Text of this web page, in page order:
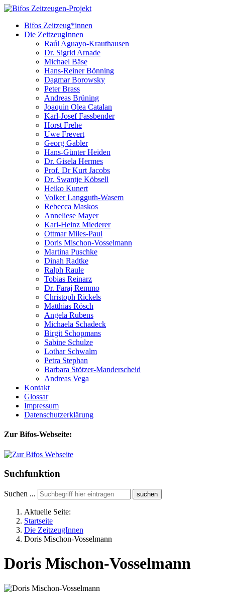
Bifos Zeitzeug*innen
Die ZeitzeugInnen
Raúl Aguayo-Krauthausen
Dr. Sigrid Arnade
Michael Bäse
Hans-Reiner Bönning
Dagmar Borowsky
Peter Brass
Andreas Brüning
Joaquin Olea Catalan
Karl-Josef Fassbender
Horst Frehe
Uwe Frevert
Georg Gabler
Hans-Günter Heiden
Dr. Gisela Hermes
Prof. Dr Kurt Jacobs
Dr. Swantje Köbsell
Heiko Kunert
Volker Langguth-Wasem
Rebecca Maskos
Anneliese Mayer
Karl-Heinz Miederer
Ottmar Miles-Paul
Doris Mischon-Vosselmann
Martina Puschke
Dinah Radtke
Ralph Raule
Tobias Reinarz
Dr. Faraj Remmo
Christoph Rickels
Matthias Rösch
Angela Rubens
Michaela Schadeck
Birgit Schopmans
Sabine Schulze
Lothar Schwalm
Petra Stephan
Barbara Stötzer-Manderscheid
Andreas Vega
Kontakt
Glossar
Impressum
Datenschutzerklärung
Zur Bifos-Webseite:
Suchfunktion
Suchen ... suchen
Aktuelle Seite:
Startseite
Die ZeitzeugInnen
Doris Mischon-Vosselmann
Doris Mischon-Vosselmann